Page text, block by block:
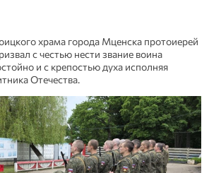
храма города Мценска протоиерей
с честью нести звание воина
и с крепостью духа исполняя
Отечества.